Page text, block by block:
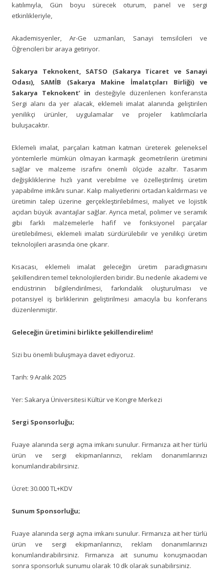
katılımıyla, Gün boyu sürecek oturum, panel ve sergi
etkinlikleriyle,
Akademisyenler, Ar-Ge uzmanları, Sanayi temsilcileri ve
Öğrencileri bir araya getiriyor.
Sakarya Teknokent, SATSO (Sakarya Ticaret ve Sanayi
Odası), SAMİB (Sakarya Makine İmalatçıları Birliği) ve
Sakarya Teknokent’ in desteğiyle düzenlenen konferansta
Sergi alanı da yer alacak, eklemeli imalat alanında geliştirilen
yenilikçi ürünler, uygulamalar ve projeler katılımcılarla
buluşacaktır.
Eklemeli imalat, parçaları katman katman üreterek geleneksel
yöntemlerle mümkün olmayan karmaşık geometrilerin üretimini
sağlar ve malzeme israfını önemli ölçüde azaltır. Tasarım
değişikliklerine hızlı yanıt verebilme ve özelleştirilmiş üretim
yapabilme imkânı sunar. Kalıp maliyetlerini ortadan kaldırması ve
üretimin talep üzerine gerçekleştirilebilmesi, maliyet ve lojistik
açıdan büyük avantajlar sağlar. Ayrıca metal, polimer ve seramik
gibi farklı malzemelerle hafif ve fonksiyonel parçalar
üretilebilmesi, eklemeli imalatı sürdürülebilir ve yenilikçi üretim
teknolojileri arasında öne çıkarır.
Kısacası, eklemeli imalat geleceğin üretim paradigmasını
şekillendiren temel teknolojilerden biridir. Bu nedenle akademi ve
endüstrinin bilgilendirilmesi, farkındalık oluşturulması ve
potansiyel iş birliklerinin geliştirilmesi amacıyla bu konferans
düzenlenmiştir.
Geleceğin üretimini birlikte şekillendirelim!
Sizi bu önemli buluşmaya davet ediyoruz.
Tarih: 9 Aralık 2025
Yer: Sakarya Üniversitesi Kültür ve Kongre Merkezi
Sergi Sponsorluğu;
Fuaye alanında sergi açma imkanı sunulur. Firmanıza ait her türlü
ürün ve sergi ekipmanlarınızı, reklam donanımlarınızı
konumlandırabilirsiniz.
Ücret: 30.000 TL+KDV
Sunum Sponsorluğu;
Fuaye alanında sergi açma imkanı sunulur. Firmanıza ait her türlü
ürün ve sergi ekipmanlarınızı, reklam donanımlarınızı
konumlandırabilirsiniz. Firmanıza ait sunumu konuşmacıdan
sonra sponsorluk sunumu olarak 10 dk olarak sunabilirsiniz.